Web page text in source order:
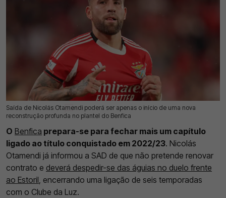
Saída de Nicolás Otamendi poderá ser apenas o início de uma nova
reconstrução profunda no plantel do Benfica
14 Mai 2026 | 17:50 | 0
O Benfica prepara-se para fechar mais um capítulo
ligado ao título conquistado em 2022/23. Nicolás
Otamendi já informou a SAD de que não pretende renovar
contrato e deverá despedir-se das águias no duelo frente
ao Estoril, encerrando uma ligação de seis temporadas
com o Clube da Luz.